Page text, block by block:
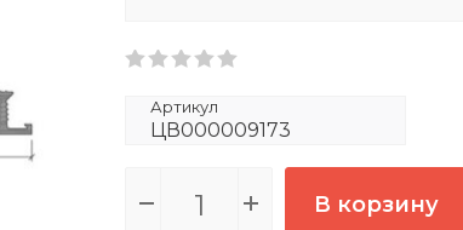
Артикул
ЦВ000009173
В корзину